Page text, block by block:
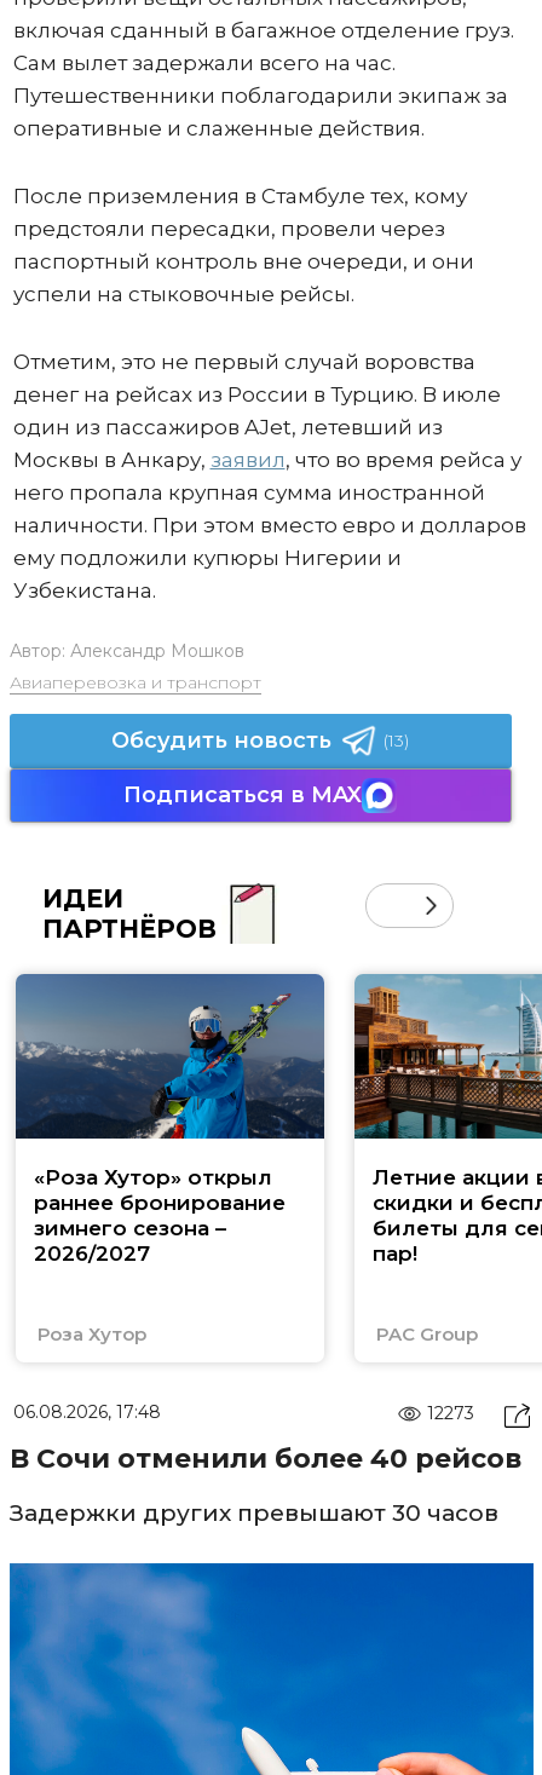
включая сданный в багажное отделение груз.
Сам вылет задержали всего на час.
Путешественники поблагодарили экипаж за
оперативные и слаженные действия.
После приземления в Стамбуле тех, кому
предстояли пересадки, провели через
паспортный контроль вне очереди, и они
успели на стыковочные рейсы.
Отметим, это не первый случай воровства
денег на рейсах из России в Турцию. В июле
один из пассажиров AJet, летевший из
Москвы в Анкару, заявил, что во время рейса у
него пропала крупная сумма иностранной
наличности. При этом вместо евро и долларов
ему подложили купюры Нигерии и
Узбекистана.
Автор: Александр Мошков
Авиаперевозка и транспорт
Обсудить новость (13)
Подписаться в MAX
ИДЕИ
ПАРТНЁРОВ
«Роза Хутор» открыл
раннее бронирование
зимнего сезона –
2026/2027
Роза Хутор
Летние акции
скидки и
билеты для
пар!
PAC Group
06.08.2026, 17:48 12273
В Сочи отменили более 40 рейсов
Задержки других превышают 30 часов